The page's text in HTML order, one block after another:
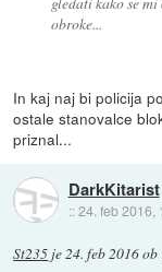
obroke...
In kaj naj bi policija
ostale stanovalce
priznal...
DarkKitarist
::24. feb 2016,
St235 je24. feb 2016